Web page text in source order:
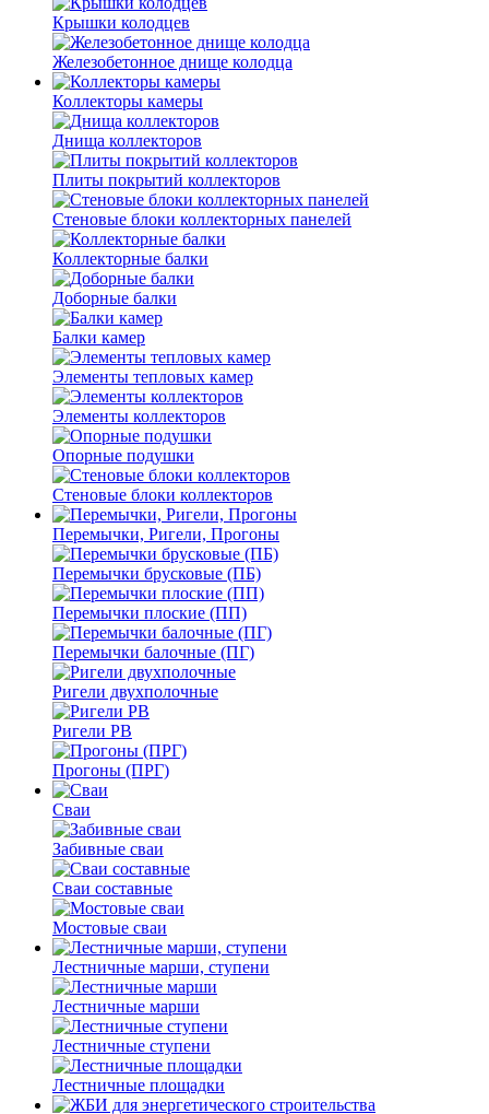
Крышки колодцев
Железобетонное днище колодца
Коллекторы камеры
Днища коллекторов
Плиты покрытий коллекторов
Стеновые блоки коллекторных панелей
Коллекторные балки
Доборные балки
Балки камер
Элементы тепловых камер
Элементы коллекторов
Опорные подушки
Стеновые блоки коллекторов
Перемычки, Ригели, Прогоны
Перемычки брусковые (ПБ)
Перемычки плоские (ПП)
Перемычки балочные (ПГ)
Ригели двухполочные
Ригели РВ
Прогоны (ПРГ)
Сваи
Забивные сваи
Сваи составные
Мостовые сваи
Лестничные марши, ступени
Лестничные марши
Лестничные ступени
Лестничные площадки